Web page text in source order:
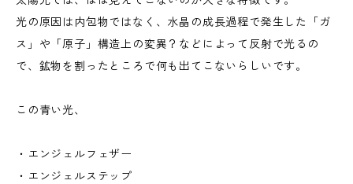
光の原因は内包物ではなく、水晶の成長過程で発生した「ガ
ス」や「原子」構造上の変異？などによって反射で光るの
で、鉱物を割ったところで何も出てこないらしいです。
この青い光、
・エンジェルフェザー
・エンジェルステップ